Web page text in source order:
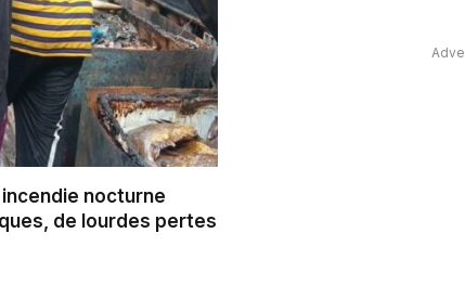
nocturne
de lourdes pertes